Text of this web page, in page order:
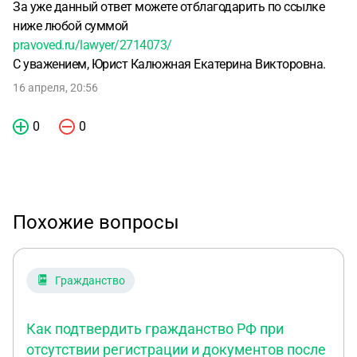
За уже данный ответ можете отблагодарить по ссылке
ниже любой суммой
pravoved.ru/lawyer/2714073/
С уважением, Юрист Калюжная Екатерина Викторовна.
16 апреля, 20:56
0 0
Похожие вопросы
Гражданство
Как подтвердить гражданство РФ при
отсутствии регистрации и документов после